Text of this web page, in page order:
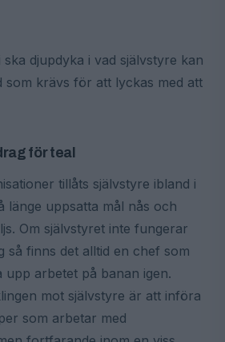
djupdyka i vad självstyre kan
som krävs för att lyckas med att
för teal
tillåts självstyre ibland i
länge uppsatta mål nås och
Om självstyret inte fungerar
så finns det alltid en chef som
upp arbetet på banan igen.
mot självstyre är att införa
som arbetar med